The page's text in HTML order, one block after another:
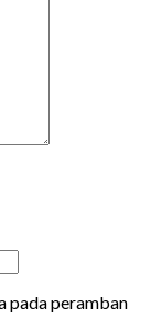
pada peramban